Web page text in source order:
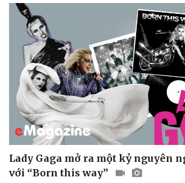
Sức khỏe
Dinh dưỡng - món ngon
Cây thuốc
Sản phụ khoa
Đời sống
Nhà đẹp
Blog
Lady Gaga mở ra một kỷ nguyên
với “Born this way”